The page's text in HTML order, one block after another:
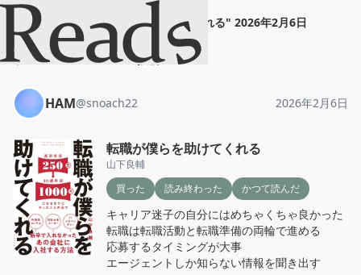
HAM "転職が僕らを助けてくれる" 2026年2月6日
ホーム HAM 投稿
HAM@snoach22 2026年2月6日
転職が僕らを助けてくれる
山下良輔
買った
読み終わった かつて読んだ
キャリア迷子の自分にはめちゃくちゃ良かった
転職は転職活動と転職準備の両輪で進める
応募するタイミングが大事
エージェントしか知らない情報を聞き出す